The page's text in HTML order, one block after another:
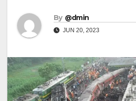
By @dmin
JUN 20, 2023